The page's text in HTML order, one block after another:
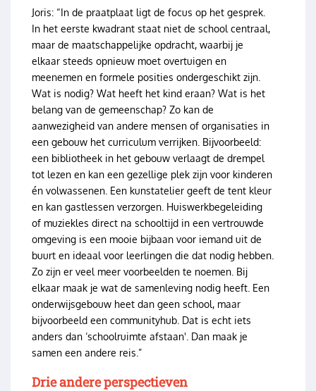
Joris: “In de praatplaat ligt de focus op het gesprek.
In het eerste kwadrant staat niet de school centraal,
maar de maatschappelijke opdracht, waarbij je
elkaar steeds opnieuw moet overtuigen en
meenemen en formele posities ondergeschikt zijn.
Wat is nodig? Wat heeft het kind eraan? Wat is het
belang van de gemeenschap? Zo kan de
aanwezigheid van andere mensen of organisaties in
een gebouw het curriculum verrijken. Bijvoorbeeld:
een bibliotheek in het gebouw verlaagt de drempel
tot lezen en kan een gezellige plek zijn voor kinderen
én volwassenen. Een kunstatelier geeft de tent kleur
en kan gastlessen verzorgen. Huiswerkbegeleiding
of muziekles direct na schooltijd in een vertrouwde
omgeving is een mooie bijbaan voor iemand uit de
buurt en ideaal voor leerlingen die dat nodig hebben.
Zo zijn er veel meer voorbeelden te noemen. Bij
elkaar maak je wat de samenleving nodig heeft. Een
onderwijsgebouw heet dan geen school, maar
bijvoorbeeld een communityhub. Dat is echt iets
anders dan ‘schoolruimte afstaan'. Dan maak je
samen een andere reis.”
Drie andere perspectieven